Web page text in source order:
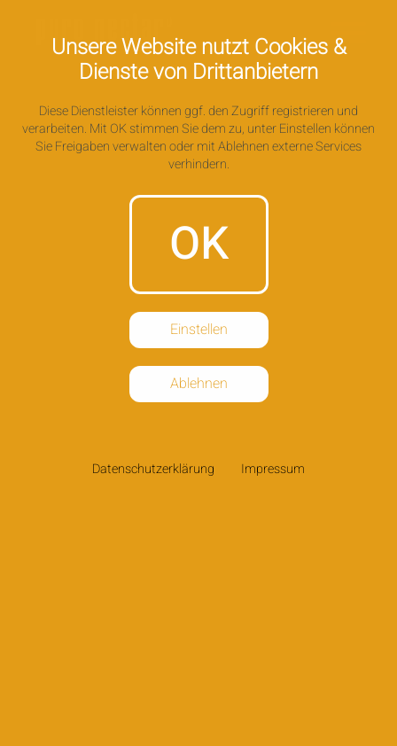
Unsere Website nutzt Cookies &
Dienste von Drittanbietern
Diese Dienstleister können ggf. den Zugriff registrieren und
verarbeiten. Mit OK stimmen Sie dem zu, unter Einstellen können
Sie Freigaben verwalten oder mit Ablehnen externe Services
verhindern.
OK
Einstellen
Ablehnen
Datenschutzerklärung Impressum